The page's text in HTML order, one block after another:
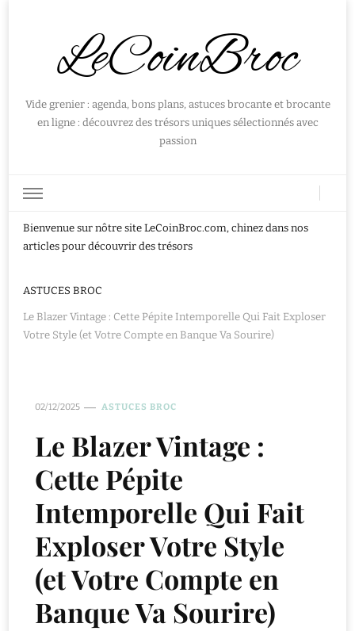
LeCoinBroc
Vide grenier : agenda, bons plans, astuces brocante et brocante
en ligne : découvrez des trésors uniques sélectionnés avec
passion
Bienvenue sur nôtre site LeCoinBroc.com, chinez dans nos
articles pour découvrir des trésors
ASTUCES BROC
Le Blazer Vintage : Cette Pépite Intemporelle Qui Fait Exploser
Votre Style (et Votre Compte en Banque Va Sourire)
02/12/2025 ASTUCES BROC
Le Blazer Vintage :
Cette Pépite
Intemporelle Qui Fait
Exploser Votre Style
(et Votre Compte en
Banque Va Sourire)